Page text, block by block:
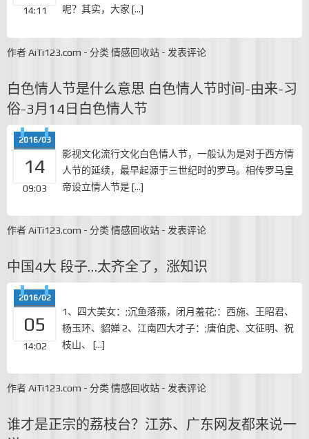
14:11
呢？其实，大家 […]
作者AiTi123.com - 分类 情感回收站 - 发表评论
白色情人节是什么意思 白色情人节时间-由来-习
俗-3月14日白色情人节
2016/03
14
09:03
影视文化流行文化白色情人节，一般认为是对于西方情
人节的延续，最早起源于三世纪时的罗马。相传罗马皇
帝设立情人节是 […]
作者AiTi123.com - 分类 情感回收站 - 发表评论
中国4大 段子…太齐全了，涨知识
2016/02
05
14:02
1、四大美女：;沉鱼落燕，闭月羞花;：西施、王昭君、
杨玉环、貂婵 2、江南四大才子：;唐伯虎、文征明、祝
枝山、 […]
作者AiTi123.com - 分类 情感回收站 - 发表评论
谁才是正宗的荔枝台？江苏、广东网友都来说一